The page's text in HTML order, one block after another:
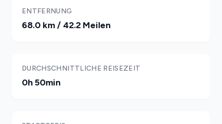
ENTFERNUNG
68.0 km / 42.2 Meilen
DURCHSCHNITTLICHE REISEZEIT
0h 50min